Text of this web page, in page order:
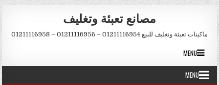
Skip to content
مصانع تعبئة وتغليف
ماكينات تعبئة وتغليف للبيع 01211116954 – 01211116956 – 01211116958
MENU
MENU